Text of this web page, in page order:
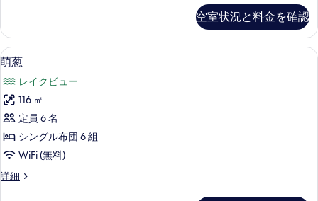
す
べ
て
の
写
真
を
表
示
風
呂
な
の
詳
空室状況と料金を確認
萌
葱
の
す
べ
て
の
写
萌葱 | セーフティボックス (室内)、デ
4
萌葱
レイクビュー
116 ㎡
定員 6 名
シングル布団 6 組
WiFi (無料)
詳細
萌